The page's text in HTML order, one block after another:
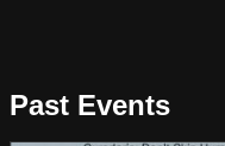
Past Events